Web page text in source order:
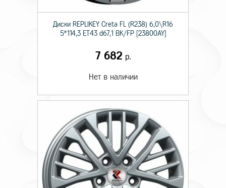
Диски RЕPLIKEY Creta FL (R238) 6,0\R16
5*114,3 ET43 d67,1 BK/FP [23800AY]
7 682 р.
Нет в наличии